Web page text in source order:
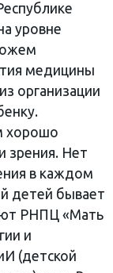
уровне
медицины
организации
хорошо
зрения. Нет
в каждом
детей бывает
РНПЦ «Мать
и
(детской